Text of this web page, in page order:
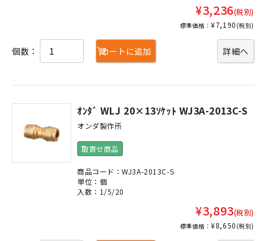
¥3,236(税別)
標準価格：¥7,190 (税別)
詳細へ
個数： カートに追加
ｵﾝﾀﾞ WLJ 20×13ｿｹｯﾄ WJ3A-2013C-S
オンダ製作所
取寄せ商品
商品コード：WJ3A-2013C-S
単位：個
入数：1/5/20
¥3,893(税別)
標準価格：¥8,650 (税別)